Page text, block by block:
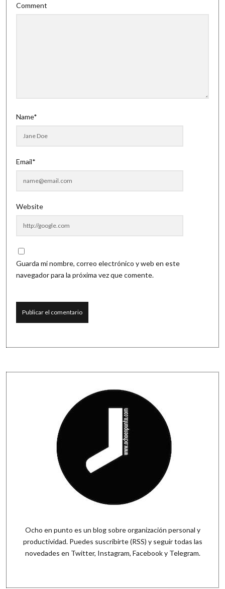
Comment
Name*
Email*
Website
Guarda mi nombre, correo electrónico y web en este
navegador para la próxima vez que comente.
Sidebar
Ocho en punto es un blog sobre organización personal y
productividad. Puedes suscribirte (RSS) y seguir todas las
novedades en Twitter, Instagram, Facebooky Telegram.